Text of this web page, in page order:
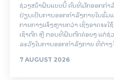
ຊ່ວງໜ້າຝົນແບບນີ້ ຄົນທີ່ມັກອອກກຳລັ
ປ່ຽນເປັນການອອກກຳລັງກາຍໃນຮົ່
ກາຍກາງແຈ້ງຫຼາຍກວ່າ ເຊິ່ງອາດຈະ
ເຊົາຕົກ ຫຼື ຕອນທີ່ຝົນຕົກຄ່ອຍໆ ແຕ່ຊ່
ລະວັງໃນການອອກກຳລັງກາຍ ທີ່ຕ່າ
7 AUGUST 2026